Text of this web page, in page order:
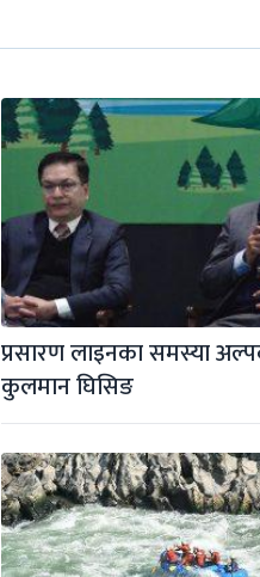
प्रसारण लाइनका समस्या
कुलमान घिसिङ